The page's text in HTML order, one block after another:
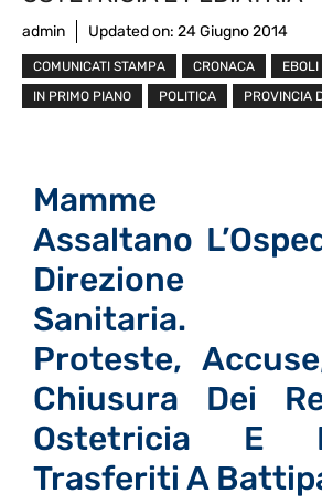
admin Updated on: 24 Giugno 2014
COMUNICATI STAMPA CRONACA EBOLI
IN PRIMO PIANO
POLITICA PROVINCIA
Mamme
Assaltano
Direzione
Sanitaria.
Proteste,
Chiusura Dei
Ostetricia E
Trasferiti A